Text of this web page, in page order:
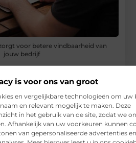
is voor ons van groot
en vergelijkbare technologieën om uw
en relevant mogelijk te maken. Deze
in het gebruik van de site, zodat we
Afhankelijk van uw voorkeuren kunnen
van gepersonaliseerde advertenties
voor betere vindbaarheid van
jouw bedrijf
accessoires die altijd passen
gedoe
en